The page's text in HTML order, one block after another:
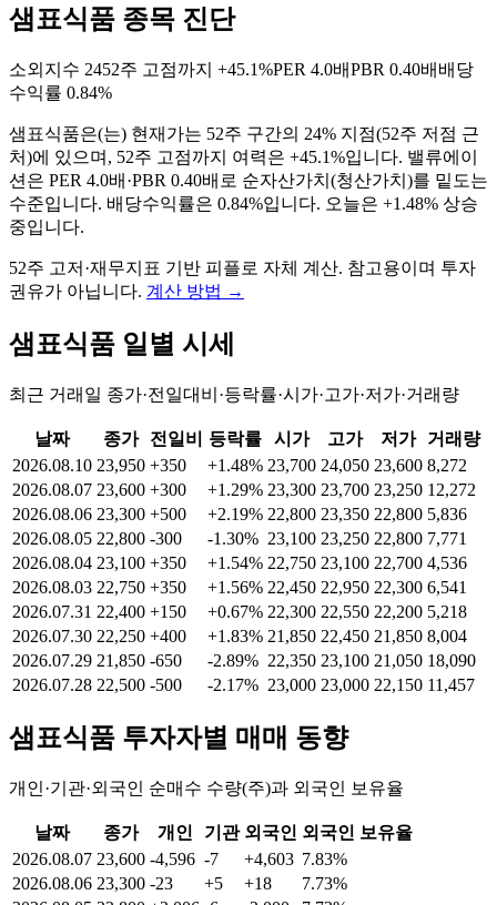
샘표식품 종목 진단
소외지수 2452주 고점까지 +45.1%PER 4.0배PBR 0.40배 배당
수익률 0.84%
샘표식품은(는) 현재가는 52주 구간의 24% 지점(52주 저점 근
처)에 있으며, 52주 고점까지 여력은 +45.1%입니다. 밸류에이
션은 PER 4.0배·PBR 0.40배로 순자산가치(청산가치)를 밑도는
수준입니다. 배당수익률은 0.84%입니다. 오늘은 +1.48% 상승
중입니다.
52주 고저·재무지표 기반 피플로 자체 계산. 참고용이며 투자
권유가 아닙니다. 계산 방법 →
샘표식품 일별 시세
최근 거래일 종가·전일대비·등락률·시가·고가·저가·거래량
날짜 종가 전일비 등락률 시가 고가 저가
거래량
2026.08.10 23,950 +350 +1.48% 23,700 24,050 23,600 8,272
2026.08.07 23,600 +300 +1.29% 23,300 23,700 23,250 12,272
2026.08.06 23,300 +500 +2.19% 22,800 23,350 22,800 5,836
2026.08.05 22,800 -300 -1.30% 23,100 23,250 22,800 7,771
2026.08.04 23,100 +350 +1.54% 22,750 23,100 22,700 4,536
2026.08.03 22,750 +350 +1.56% 22,450 22,950 22,300 6,541
2026.07.31 22,400 +150 +0.67% 22,300 22,550 22,200 5,218
2026.07.30 22,250 +400 +1.83% 21,850 22,450 21,850 8,004
2026.07.29 21,850 -650 -2.89% 22,350 23,100 21,050 18,090
2026.07.28 22,500 -500 -2.17% 23,000 23,000 22,150 11,457
샘표식품 투자자별 매매 동향
개인·기관·외국인 순매수 수량(주)과 외국인 보유율
날짜 종가 개인 기관 외국인 외국인 보유율
2026.08.07 23,600 -4,596 -7 +4,603 7.83%
2026.08.06 23,300 -23 +5 +18
7.73%